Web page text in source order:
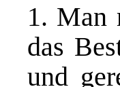
1. Man
das
und